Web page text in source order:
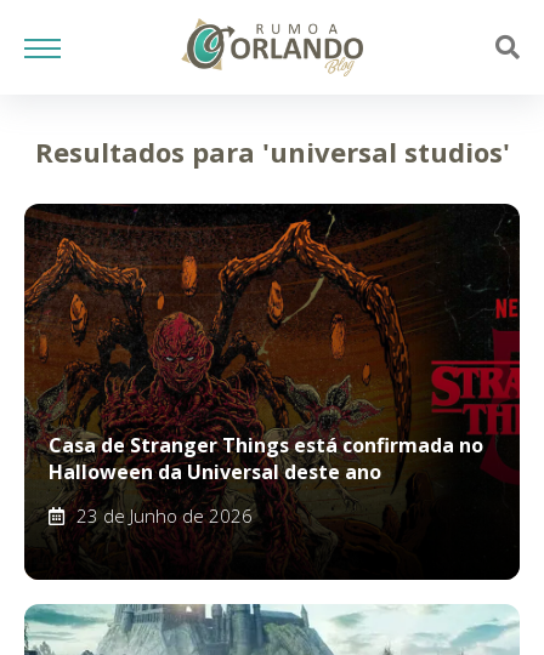
Resultados para 'universal studios'
Casa de Stranger Things está confirmada no
Halloween da Universal deste ano
23 de Junho de 2026